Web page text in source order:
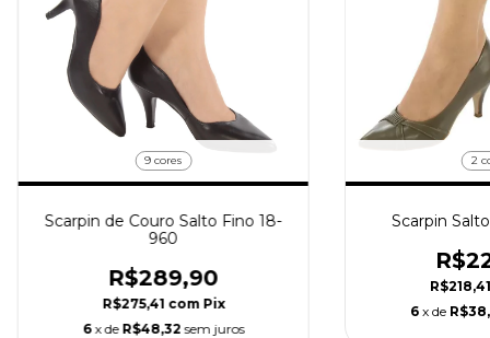
9 cores
Scarpin de Couro Salto Fino 18-
960
R$289,90
R$275,41 com Pix
6 x de R$48,32 sem juros
2
Scarpin
6 x de